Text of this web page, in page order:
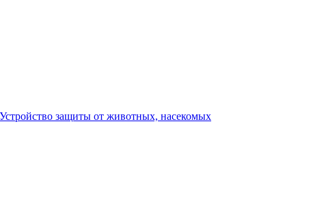
Устройство защиты от животных, насекомых